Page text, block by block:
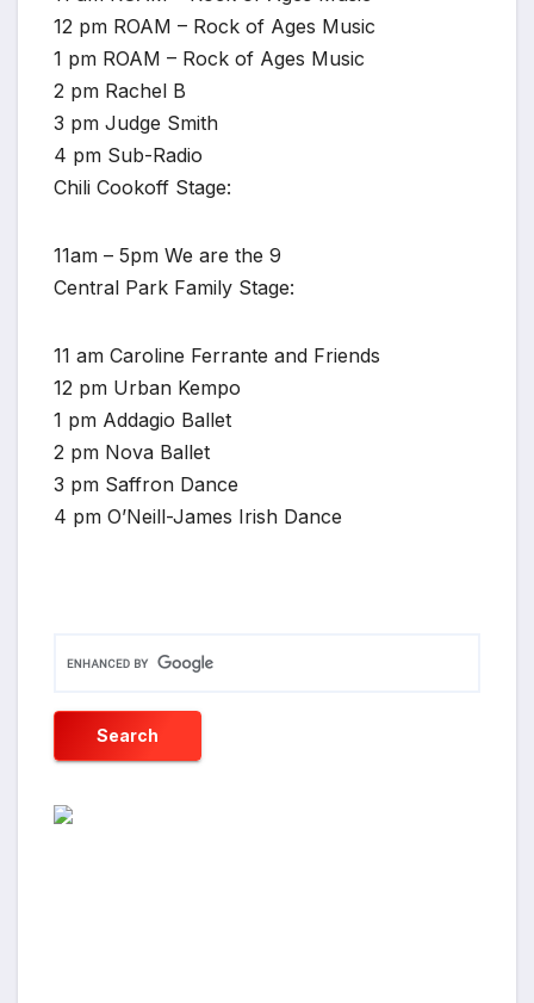
12 pm ROAM – Rock of Ages Music
1 pm ROAM – Rock of Ages Music
2 pm Rachel B
3 pm Judge Smith
4 pm Sub-Radio
Chili Cookoff Stage:
11am – 5pm We are the 9
Central Park Family Stage:
11 am Caroline Ferrante and Friends
12 pm Urban Kempo
1 pm Addagio Ballet
2 pm Nova Ballet
3 pm Saffron Dance
4 pm O’Neill-James Irish Dance